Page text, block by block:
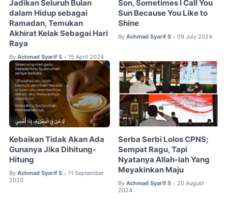
Jadikan Seluruh Bulan
dalam Hidup sebagai
Ramadan, Temukan
Akhirat Kelak Sebagai Hari
Raya
By Achmad Syarif S • 15 April 2024
Son, Sometimes I Call You
Sun Because You Like to
Shine
By Achmad Syarif S • 09 July 2024
Kebaikan Tidak Akan Ada
Gunanya Jika Dihitung-
Hitung
By Achmad Syarif S • 11 September
2020
Serba Serbi Lolos CPNS;
Sempat Ragu, Tapi
Nyatanya Allah-lah Yang
Meyakinkan Maju
By Achmad Syarif S • 20 August
2024